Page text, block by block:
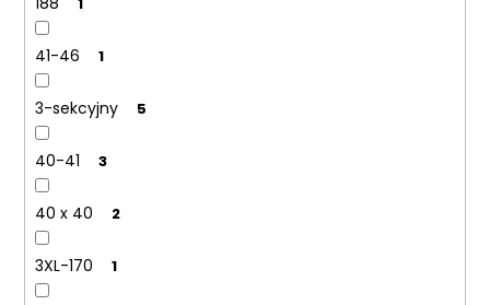
41-46 1
3-sekcyjny 5
40-41 3
40 x 40 2
3XL-170 1